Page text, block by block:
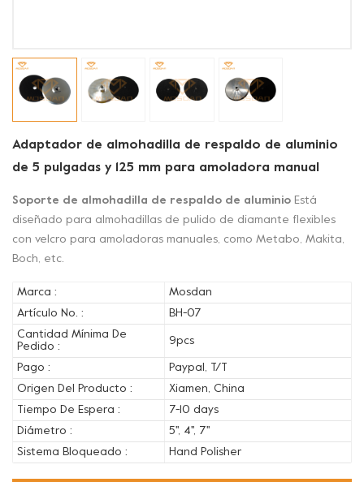
Adaptador de almohadilla de respaldo de aluminio
de 5 pulgadas y 125 mm para amoladora manual
Soporte de almohadilla de respaldo de aluminio Está
diseñado para almohadillas de pulido de diamante flexibles
con velcro para amoladoras manuales, como Metabo, Makita,
Boch, etc.
Marca :
Mosdan
Artículo No. :
BH-07
Cantidad Mínima De
Pedido :
9pcs
Pago :
Paypal, T/T
Origen Del Producto :
Xiamen, China
Tiempo De Espera :
7-10 days
Diámetro :
5'', 4'', 7''
Sistema Bloqueado :
Hand Polisher